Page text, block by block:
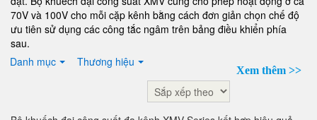
70V và 100V cho mỗi cặp kênh bằng cách đơn giản chọn chế độ
ưu tiên sử dụng các công tắc ngâm trên bảng điều khiển phía
sau.
2/ Yamaha XMV sở hữu " chế độ điện đôi "
Chế độ Double Power Mode mới được phát triển có hiệu quả gấp
đôi công suất đầu ra của các kênh đã chọn để điều khiển loa với
Xem thêm >>
Danh mục Thương hiệu